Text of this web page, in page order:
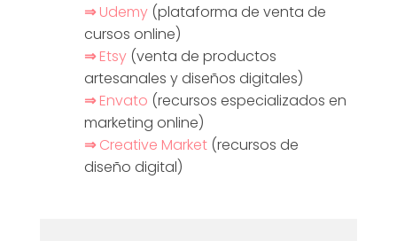
⇒ Udemy (plataforma de venta de
cursos online)
⇒ Etsy (venta de productos
artesanales y diseños digitales)
⇒ Envato (recursos especializados en
marketing online)
⇒ Creative Market (recursos de
diseño digital)